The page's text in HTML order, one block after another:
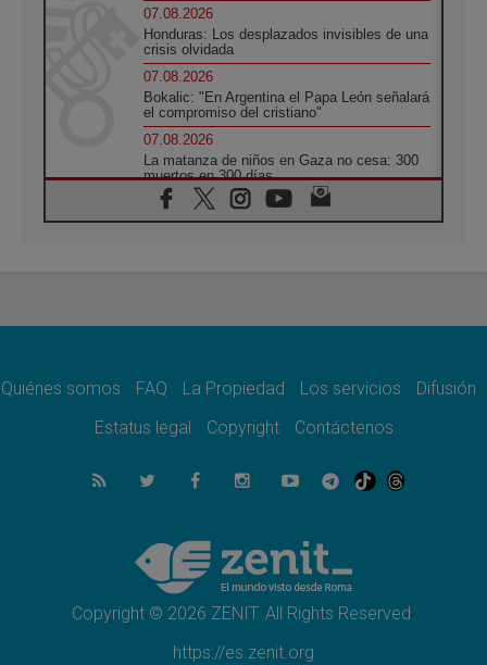
07.08.2026
Honduras: Los desplazados invisibles de una
crisis olvidada
07.08.2026
Bokalic: "En Argentina el Papa León señalará
el compromiso del cristiano"
07.08.2026
La matanza de niños en Gaza no cesa: 300
muertos en 300 días
07.08.2026
Tagle: La guerra desfigura el mundo, solo la
como misión al servicio del Evangelio
SIGNIS 2026, dar voz a las religiosas en el
espacio público
07.08.2026
Lanzan un proyecto de empoderamiento
Programa oficial del Viaje Apostólico del
Papa León XIV a Francia
Quiénes somos FAQ La Propiedad Los servicios
Difusión
Estatus legal
Copyright Contáctenos
Copyright © 2026 ZENIT. All Rights Reserved.
https://es.zenit.org